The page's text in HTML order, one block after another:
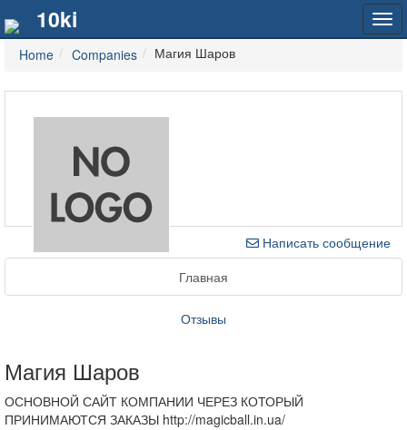
10ki
Home Companies Магия Шаров
Написать сообщение
Главная
Отзывы
Магия Шаров
ОСНОВНОЙ САЙТ КОМПАНИИ ЧЕРЕЗ КОТОРЫЙ
ПРИНИМАЮТСЯ ЗАКАЗЫ http://magicball.in.ua/